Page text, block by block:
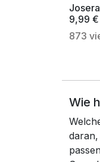
9,99
873
Wie